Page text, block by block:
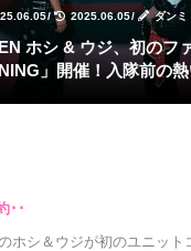
/ 2025.06.05/ ダンミ
」開催！入隊前の
ホシ＆ウジが初のユニット